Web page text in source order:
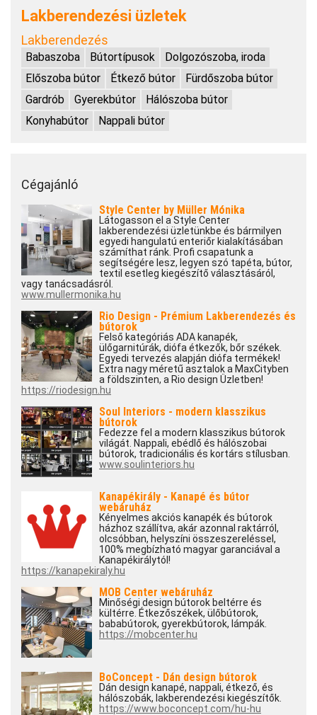
Lakberendezési üzletek
Lakberendezés
Babaszoba Bútortípusok
Dolgozószoba, iroda
Előszoba bútor
Étkező bútor
Fürdőszoba bútor
Gardrób
Gyerekbútor
Hálószoba bútor
Konyhabútor
Nappali bútor
Cégajánló
Style Center by Müller Mónika
Látogasson el a Style Center
lakberendezési üzletünkbe és bármilyen
egyedi hangulatú enteriőr kialakításában
számíthat ránk. Profi csapatunk a
segítségére lesz, legyen szó tapéta, bútor,
textil esetleg kiegészítő választásáról,
vagy tanácsadásról.
www.mullermonika.hu
Rio Design - Prémium Lakberendezés és
bútorok
Felső kategóriás ADA kanapék,
ülőgarnitúrák, diófa étkezők, bőr székek.
Egyedi tervezés alapján diófa termékek!
Extra nagy méretű asztalok a MaxCityben
a földszinten, a Rio design Üzletben!
https://riodesign.hu
Soul Interiors - modern klasszikus
bútorok
Fedezze fel a modern klasszikus bútorok
világát. Nappali, ebédlő és hálószobai
bútorok, tradicionális és kortárs stílusban.
www.soulinteriors.hu
Kanapékirály - Kanapé és bútor
webáruház
Kényelmes akciós kanapék és bútorok
házhoz szállítva, akár azonnal raktárról,
olcsóbban, helyszíni összeszereléssel,
100% megbízható magyar garanciával a
Kanapékirálytól!
https://kanapekiraly.hu
MOB Center webáruház
Minőségi design bútorok beltérre és
kültérre. Étkezőszékek, ülőbútorok,
bababútorok, gyerekbútorok, lámpák.
https://mobcenter.hu
BoConcept - Dán design bútorok
Dán design kanapé, nappali, étkező, és
hálószobák, lakberendezési kiegészítők.
https://www.boconcept.com/hu-hu